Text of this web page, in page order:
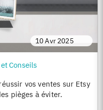
10 Avr 2025
Conseils
vos ventes sur Etsy
pièges à éviter.